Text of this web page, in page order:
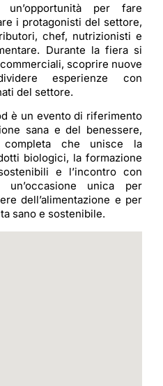
per fare
i protagonisti del settore,
chef, nutrizionisti e
Durante la fiera si
scoprire nuove
esperienze con
del settore.
è un evento di riferimento
sana e del benessere,
completa che unisce la
biologici, la formazione
e l’incontro con
unica per
dell’alimentazione e per
sano e sostenibile.